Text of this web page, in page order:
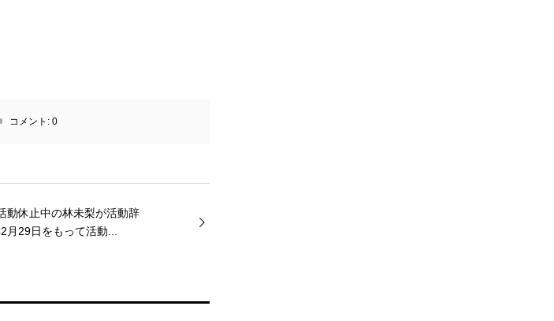
コメント: 0
動休止中の林未梨が活動辞
月29日をもって活動...